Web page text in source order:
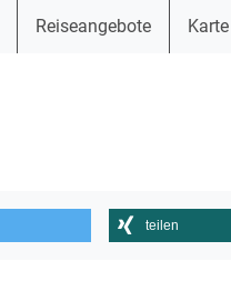
Reiseangebote Karte
teilen